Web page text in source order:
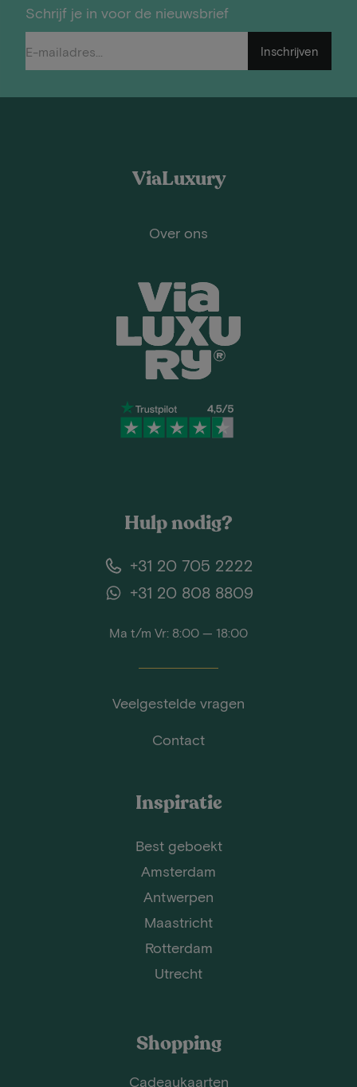
Schrijf je in voor de nieuwsbrief
Inschrijven
ViaLuxury
Over ons
Hulp nodig?
+31 20 705 2222
+31 20 808 8809
Ma t/m Vr: 8:00 — 18:00
Veelgestelde vragen
Contact
Inspiratie
Best geboekt
Amsterdam
Antwerpen
Maastricht
Rotterdam
Utrecht
Shopping
Cadeaukaarten